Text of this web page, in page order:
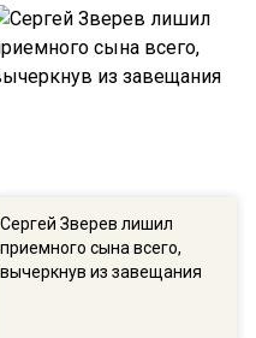
Сергей Зверев лишил
приемного сына всего,
вычеркнув из завещания